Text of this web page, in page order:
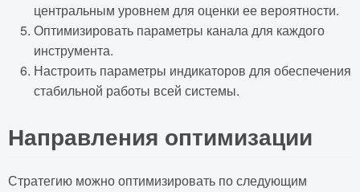
центральным уровнем для оценки ее вероятности.
Оптимизировать параметры канала для каждого
инструмента.
Настроить параметры индикаторов для обеспечения
стабильной работы всей системы.
Направления оптимизации
Стратегию можно оптимизировать по следующим